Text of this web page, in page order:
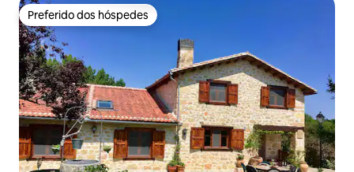
Preferido dos hóspedes
Preferido dos hóspedes